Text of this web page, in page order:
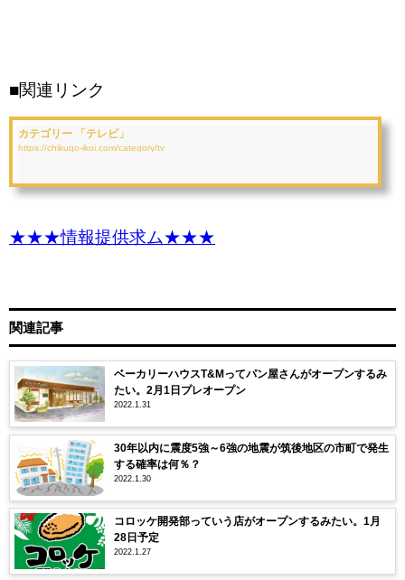
■関連リンク
カテゴリー 「テレビ」
https://chikugo-ikoi.com/category/tv
★★★情報提供求ム★★★
関連記事
ベーカリーハウスT&Mってパン屋さんがオープンするみ
たい。2月1日プレオープン
2022.1.31
30年以内に震度5強～6強の地震が筑後地区の市町で発生
する確率は何％？
2022.1.30
コロッケ開発部っていう店がオープンするみたい。1月
28日予定
2022.1.27